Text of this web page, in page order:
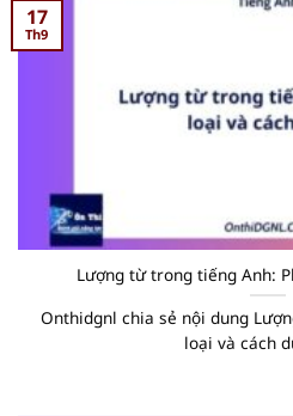
Lượng từ trong tiếng Anh:
Onthidgnl chia sẻ nội dung
loại và cách
17
Th9